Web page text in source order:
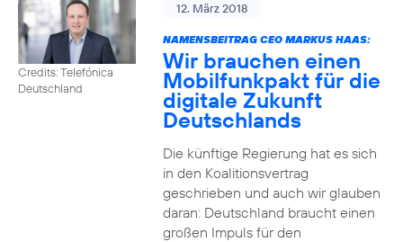
Credits: Telefónica
Deutschland
12. März 2018
NAMENSBEITRAG CEO MARKUS HAAS:
Wir brauchen einen
Mobilfunkpakt für die
digitale Zukunft
Deutschlands
Die künftige Regierung hat es sich
in den Koalitionsvertrag
geschrieben und auch wir glauben
daran: Deutschland braucht einen
großen Impuls für den